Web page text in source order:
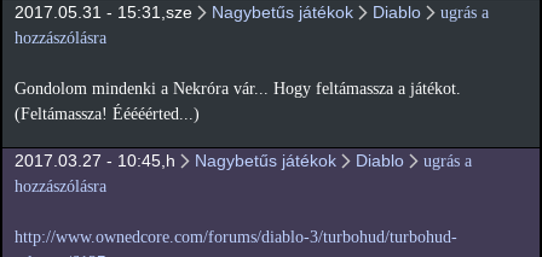
2017.05.31 - 15:31,sze Nagybetűs játékok Diablo
ugrás a
hozzászólásra
Gondolom mindenki a Nekróra vár... Hogy feltámassza a játékot.
(Feltámassza! Ééééérted...)
2017.03.27 - 10:45,h Nagybetűs játékok Diablo
ugrás a
hozzászólásra
http://www.ownedcore.com/forums/diablo-3/turbohud/turbohud-